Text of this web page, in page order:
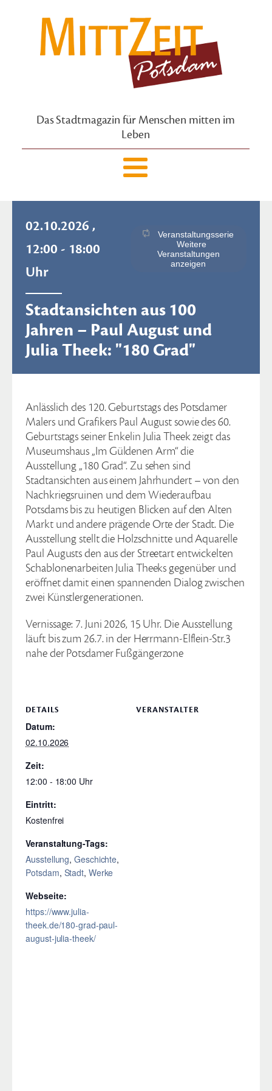
Das Stadtmagazin für Menschen mitten im
Leben
02.10.2026 ,
12:00 - 18:00
Uhr
Veranstaltungsserie
Weitere
Veranstaltungen
anzeigen
Stadtansichten aus 100
Jahren – Paul August und
Julia Theek: "180 Grad"
Anlässlich des 120. Geburtstags des Potsdamer
Malers und Grafikers Paul August sowie des 60.
Geburtstags seiner Enkelin Julia Theek zeigt das
Museumshaus „Im Güldenen Arm“ die
Ausstellung „180 Grad“. Zu sehen sind
Stadtansichten aus einem Jahrhundert – von den
Nachkriegsruinen und dem Wiederaufbau
Potsdams bis zu heutigen Blicken auf den Alten
Markt und andere prägende Orte der Stadt. Die
Ausstellung stellt die Holzschnitte und Aquarelle
Paul Augusts den aus der Streetart entwickelten
Schablonenarbeiten Julia Theeks gegenüber und
eröffnet damit einen spannenden Dialog zwischen
zwei Künstlergenerationen.
Vernissage: 7. Juni 2026, 15 Uhr. Die Ausstellung
läuft bis zum 26.7. in der Herrmann-Elflein-Str.3
nahe der Potsdamer Fußgängerzone
DETAILS
Datum:
02.10.2026
Zeit:
12:00 - 18:00
Eintritt:
Kostenfrei
Veranstaltung-Tags:
Ausstellung,Geschichte,
Potsdam, Stadt, Werke
Webseite:
https://www.julia-
theek.de/180-grad-paul-
august-julia-theek/
VERANSTALTER